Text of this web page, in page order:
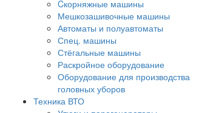
Cкорняжные машины
Мешкозашивочные машины
Автоматы и полуавтоматы
Спец. машины
Стёгальные машины
Раскройное оборудование
Оборудование для производства
головных уборов
Техника ВТО